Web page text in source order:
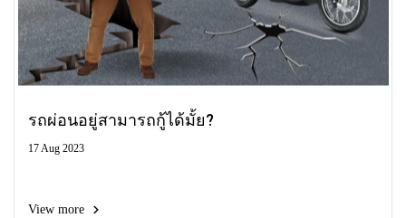
รถผ่อนอยู่สามารถกู้ได้มั้ย?
17 Aug 2023
View more